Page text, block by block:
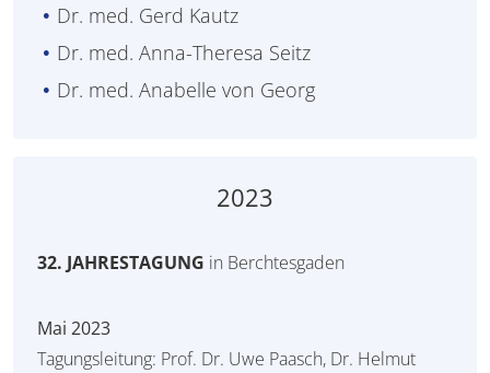
Dr. med. Gerd Kautz
Dr. med. Anna-Theresa Seitz
Dr. med. Anabelle von Georg
2023
32. JAHRESTAGUNG in Berchtesgaden
Mai 2023
Tagungsleitung: Prof. Dr. Uwe Paasch, Dr. Helmut